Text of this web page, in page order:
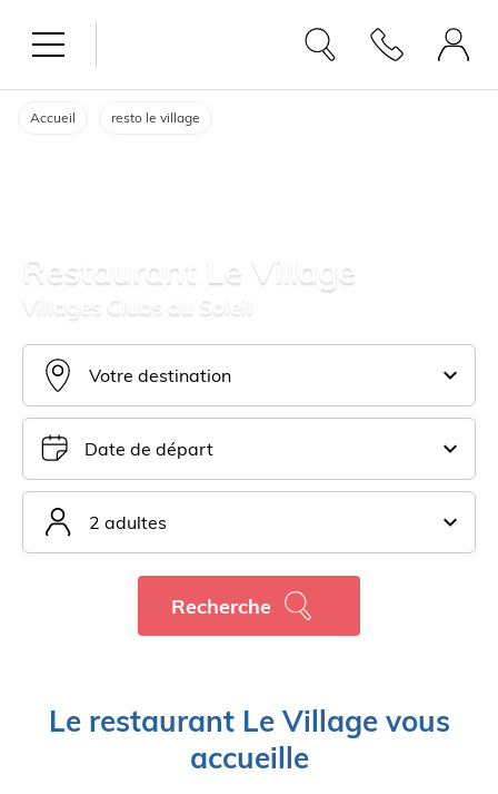
Accueil resto le village
Restaurant Le Village
Villages Clubs du Soleil
Votre destination
Date de départ
2 adultes
Recherche
Le restaurant Le Village vous
accueille